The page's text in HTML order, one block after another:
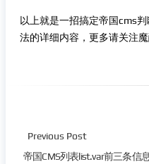
以上就是一招搞定帝国cms
法的详细内容，更多请关注
Previous Post
帝国CMS列表list.var前三条信